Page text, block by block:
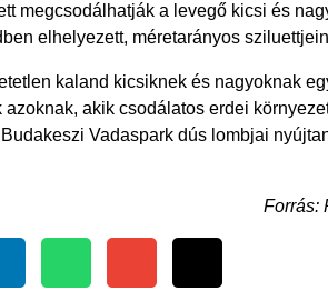
a levegő kicsi és nagy
elhelyezett, méretarányos
kaland kicsiknek és nagyoknak
akik csodálatos erdei
Vadaspark dús lombjai
Forrás: